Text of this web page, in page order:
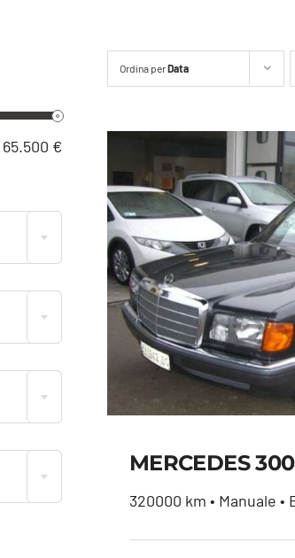
Prezzo
Prezzo
65.500 €
Ordina perData
MERCEDES
320000 km • Manuale •